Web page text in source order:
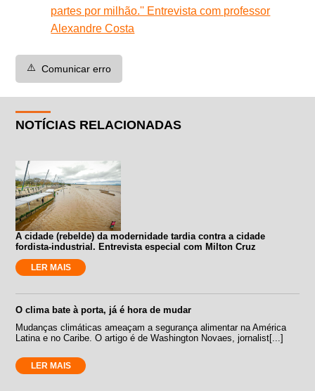
partes por milhão.'' Entrevista com professor
Alexandre Costa
⚠️ Comunicar erro
NOTÍCIAS RELACIONADAS
A cidade (rebelde) da modernidade tardia contra a cidade
fordista-industrial. Entrevista especial com Milton Cruz
LER MAIS
O clima bate à porta, já é hora de mudar
Mudanças climáticas ameaçam a segurança alimentar na América
Latina e no Caribe. O artigo é de Washington Novaes, jornalist[...]
LER MAIS